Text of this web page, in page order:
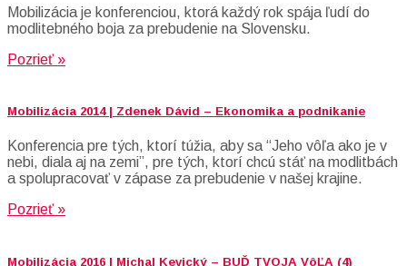
Mobilizácia je konferenciou, ktorá každý rok spája ľudí do
modlitebného boja za prebudenie na Slovensku.
Pozrieť »
Mobilizácia 2014 | Zdenek Dávid – Ekonomika a podnikanie
Konferencia pre tých, ktorí túžia, aby sa “Jeho vôľa ako je v
nebi, diala aj na zemi”, pre tých, ktorí chcú stáť na modlitbách
a spolupracovať v zápase za prebudenie v našej krajine.
Pozrieť »
Mobilizácia 2016 | Michal Kevický – BUĎ TVOJA VôĽA (4)